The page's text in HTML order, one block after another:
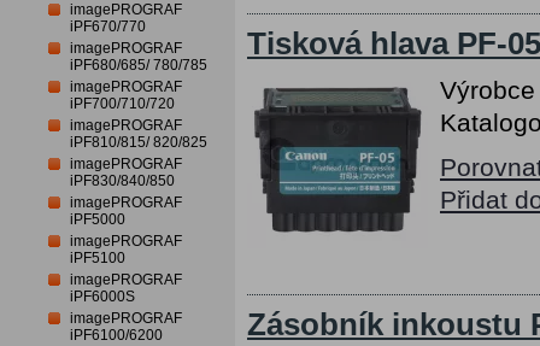
imagePROGRAF
iPF670/770
imagePROGRAF
iPF680/685/ 780/785
imagePROGRAF
iPF700/710/720
imagePROGRAF
iPF810/815/ 820/825
imagePROGRAF
iPF830/840/850
imagePROGRAF
iPF5000
imagePROGRAF
iPF5100
imagePROGRAF
iPF6000S
imagePROGRAF
iPF6100/6200
Tisková hlava PF-05
Přidat
Zásobník inkoustu